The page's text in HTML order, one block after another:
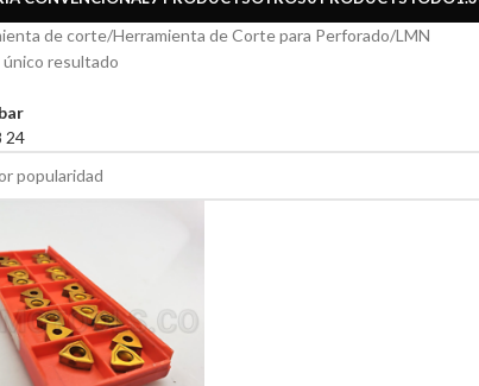
de corte Herramienta de Corte para Perforado LMN
resultado
24